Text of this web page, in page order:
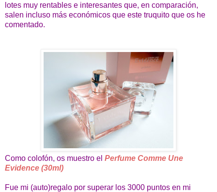
lotes muy rentables e interesantes que, en comparación,
salen incluso más económicos que este truquito que os he
comentado.
Como colofón, os muestro el Perfume Comme Une
Evidence (30ml)
Fue mi (auto)regalo por superar los 3000 puntos en mi